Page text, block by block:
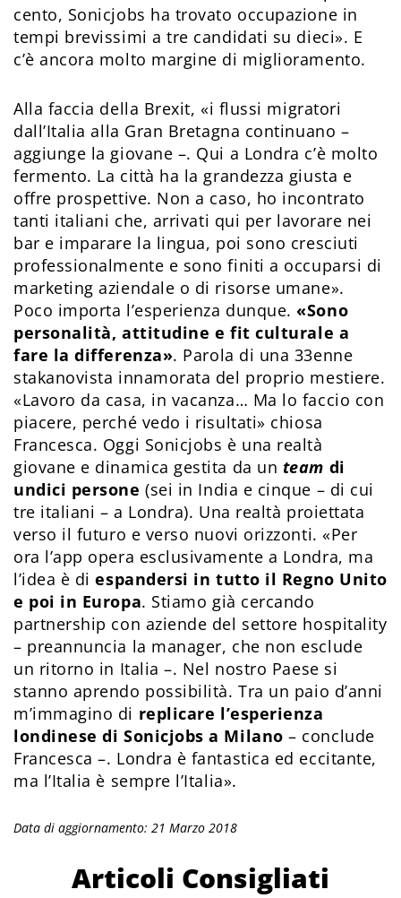
cento, Sonicjobs ha trovato occupazione in
tempi brevissimi a tre candidati su dieci». E
c’è ancora molto margine di miglioramento.
Alla faccia della Brexit, «i flussi migratori
dall’Italia alla Gran Bretagna continuano –
aggiunge la giovane –. Qui a Londra c’è molto
fermento. La città ha la grandezza giusta e
offre prospettive. Non a caso, ho incontrato
tanti italiani che, arrivati qui per lavorare nei
bar e imparare la lingua, poi sono cresciuti
professionalmente e sono finiti a occuparsi di
marketing aziendale o di risorse umane».
Poco importa l’esperienza dunque. «Sono
personalità, attitudine e fit culturale a
fare la differenza». Parola di una 33enne
stakanovista innamorata del proprio mestiere.
«Lavoro da casa, in vacanza… Ma lo faccio con
piacere, perché vedo i risultati» chiosa
Francesca. Oggi Sonicjobs è una realtà
giovane e dinamica gestita da un team di
undici persone (sei in India e cinque – di cui
tre italiani – a Londra). Una realtà proiettata
verso il futuro e verso nuovi orizzonti. «Per
ora l’app opera esclusivamente a Londra, ma
l’idea è diespandersi in tutto il Regno Unito
e poi in Europa. Stiamo già cercando
partnership con aziende del settore hospitality
– preannuncia la manager, che non esclude
un ritorno in Italia –. Nel nostro Paese si
stanno aprendo possibilità. Tra un paio d’anni
m’immagino di replicare l’esperienza
londinese di Sonicjobs a Milano – conclude
Francesca –. Londra è fantastica ed eccitante,
ma l’Italia è sempre l’Italia».
Data di aggiornamento: 21 Marzo 2018
Articoli Consigliati